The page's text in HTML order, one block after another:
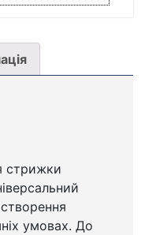
стрижки
умовах. До